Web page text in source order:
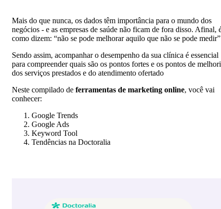
Mais do que nunca, os dados têm importância para o mundo dos
negócios - e as empresas de saúde não ficam de fora disso. Afinal,
como dizem: “não se pode melhorar aquilo que não se pode
Sendo assim, acompanhar o desempenho da sua clínica é essencial
para compreender quais são os pontos fortes e os pontos de
dos serviços prestados e do atendimento ofertado
Neste compilado de ferramentas de marketing online, você vai
conhecer:
Google Trends
Google Ads
Keyword Tool
Tendências na Doctoralia